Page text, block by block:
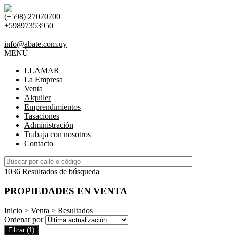
(+598) 27070700
+59897353950
|
info@abate.com.uy
MENÚ
LLAMAR
La Empresa
Venta
Alquiler
Emprendimientos
Tasaciones
Administración
Trabaja con nosotros
Contacto
1036 Resultados de búsqueda
PROPIEDADES EN VENTA
Inicio > Venta > Resultados
Ordenar por
Filtrar (1)